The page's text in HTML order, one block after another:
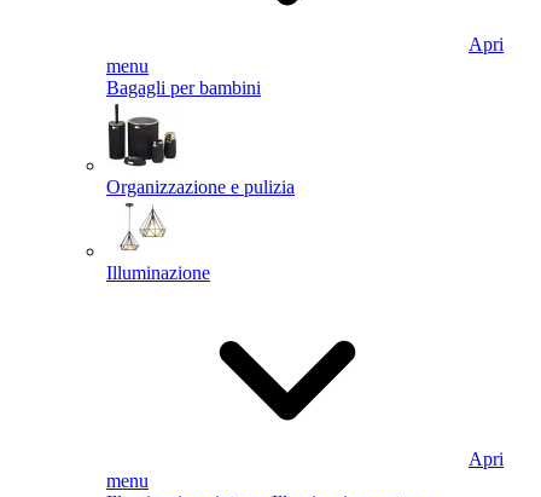
Apri
menu
Bagagli per bambini
Organizzazione e pulizia
Illuminazione
Apri
menu